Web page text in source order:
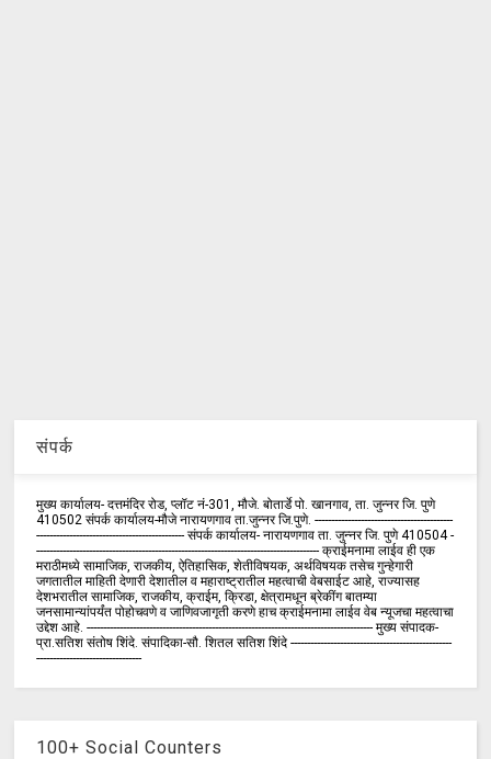
संपर्क
मुख्य कार्यालय- दत्तमंदिर रोड, प्लॉट नं-301, मौजे. बोतार्डे पो. खानगाव, ता. जुन्नर जि. पुणे
410502 संपर्क कार्य‍ालय-मौजे नारायणगाव ता.जुन्नर जि.पुणे. ------------------------------------------
--------------------------------------------- संपर्क कार्यालय- नारायणगाव ता. जुन्नर जि. पुणे 410504 -
-------------------------------------------------------------------------------------- क्राईमनामा लाईव ही एक
मराठीमध्ये सामाजिक, राजकीय, ऐतिहासिक, शेतीविषयक, अर्थविषयक तसेच गुन्हेगारी
जगतातील माहिती देणारी देशातील व महाराष्ट्रातील महत्वाची वेबसाईट आहे, राज्यासह
देशभरातील सामाजिक, राजकीय, क्राईम, क्रिडा, क्षेत्रामधून ब्रेकींग बातम्या
जनसामान्यांपर्यंत पोहोचवणे व जाणिवजागृती करणे हाच क्राईमनामा लाईव वेब न्यूजचा महत्वाचा
उद्देश आहे. --------------------------------------------------------------------------------------- मुख्य संपादक-
प्रा.सतिश संतोष शिंदे. संपादिका-सौ. शितल सतिश शिंदे -------------------------------------------------
--------------------------------
100+ Social Counters